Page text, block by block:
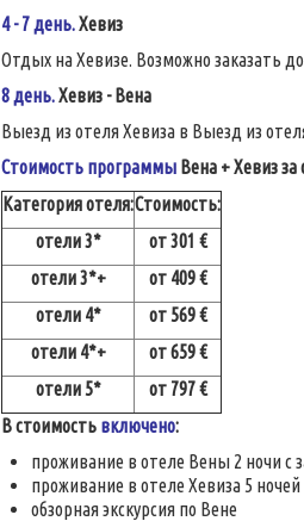
4 - 7 день.Хевиз
Отдых на Хевизе. Возможно заказать
8 день.Хевиз - Вена
Выезд из отеля Хевиза в Выезд из
Стоимость программы Вена + Хевиз
Категория отеля:Стоимость:
отели 3*
от 301 €
отели 3*+
от 409 €
отели 4*
от 569 €
отели 4*+
от 659 €
отели 5*
от 797 €
В стоимость включено:
проживание в отеле Вены 2 ночи с
проживание в отеле Хевиза 5
обзорная экскурсия по Вене